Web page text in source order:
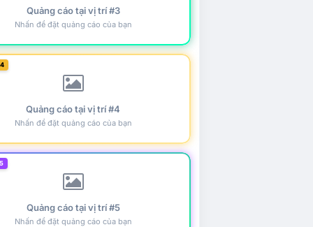
Quảng cáo tại vị trí #3
Nhấn để đặt quảng cáo của bạn
Quảng cáo tại vị trí #4
Nhấn để đặt quảng cáo của bạn
Quảng cáo tại vị trí #5
Nhấn để đặt quảng cáo của bạn